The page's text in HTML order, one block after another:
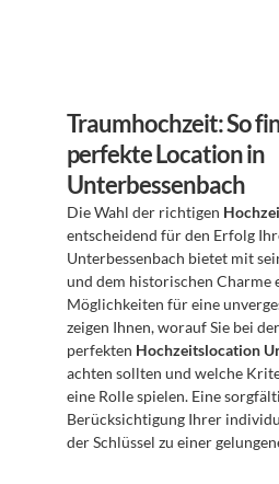
Traumhochzeit: So
perfekte Location in
Unterbessenbach
Die Wahl der richtigen
entscheidend für den Erfolg
Unterbessenbach bietet mit
und dem historischen Charme
Möglichkeiten für eine
zeigen Ihnen, worauf Sie bei
perfekten Hochzeitslocation
achten sollten und welche
eine Rolle spielen. Eine
Berücksichtigung Ihrer
der Schlüssel zu einer